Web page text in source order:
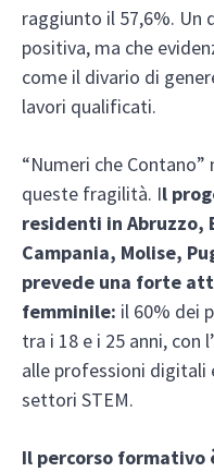
raggiunto il 57,6%. Un
positiva, ma che
come il divario di
lavori qualificati.
“Numeri che
queste fragilità. Il
residenti in Abruzzo,
Campania, Molise,
prevede una forte
femminile: il 60% dei
tra i 18 e i 25 anni, con
alle professioni digitali
settori STEM.
Il percorso formativo